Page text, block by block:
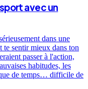
avec un
dans une
sentir mieux dans ton
passer à l'action,
habitudes, les
de temps… difficile de